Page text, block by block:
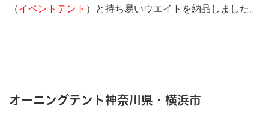
（イベントテント ）と持ち易いウエイトを納品しました。
オーニングテント神奈川県・横浜市